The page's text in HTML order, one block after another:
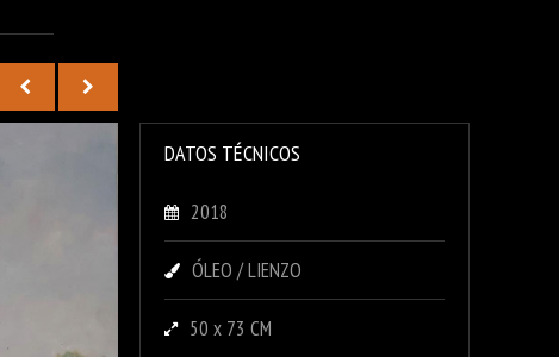
DATOS TÉCNICOS
2018
ÓLEO / LIENZO
50 x 73 CM